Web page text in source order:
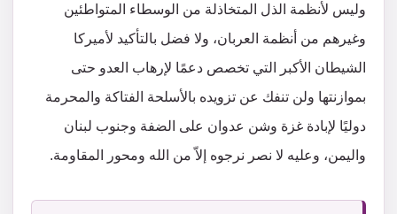
وليس لأنظمة الذل المتخاذلة من الوسطاء المتواطئين
وغيرهم من أنظمة العربان، ولا فضل بالتأكيد لأميركا
الشيطان الأكبر التي تخصص دعمًا لإرهاب العدو حتى
بموازنتها ولن تنفك عن تزويده بالأسلحة الفتاكة والمحرمة
دوليًا لإبادة غزة وشن عدوان على الضفة وجنوب لبنان
واليمن، وعليه لا نصر نرجوه إلاّ من الله ومحور المقاومة.